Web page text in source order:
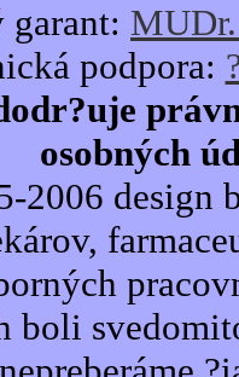
garant:
podpora:
osobných
design
boli